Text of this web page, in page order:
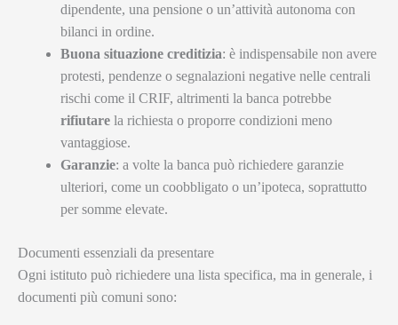
dipendente, una pensione o un’attività autonoma con
bilanci in ordine.
Buona situazione creditizia: è indispensabile non avere
protesti, pendenze o segnalazioni negative nelle centrali
rischi come il CRIF, altrimenti la banca potrebbe
rifiutare la richiesta o proporre condizioni meno
vantaggiose.
Garanzie: a volte la banca può richiedere garanzie
ulteriori, come un coobbligato o un’ipoteca, soprattutto
per somme elevate.
Documenti essenziali da presentare
Ogni istituto può richiedere una lista specifica, ma in generale, i
documenti più comuni sono: